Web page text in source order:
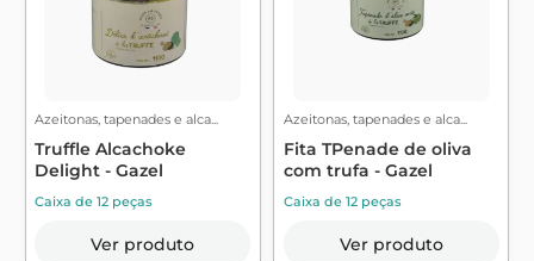
Azeitonas, tapenades e alca...
Truffle Alcachoke
Delight - Gazel
Caixa de 12 peças
Ver produto
Azeitonas, tapenades e alca...
Fita TPenade de oliva
com trufa - Gazel
Caixa de 12 peças
Ver produto